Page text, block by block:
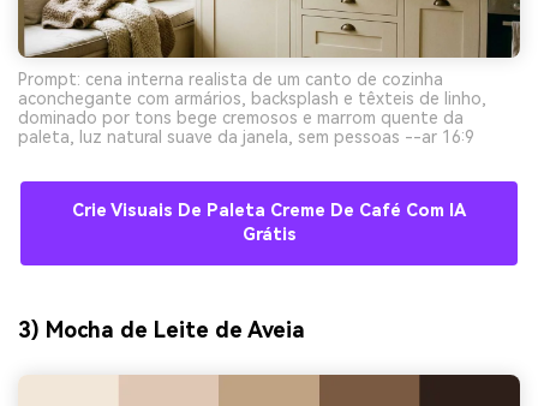
Prompt: cena interna realista de um canto de cozinha
aconchegante com armários, backsplash e têxteis de linho,
dominado por tons bege cremosos e marrom quente da
paleta, luz natural suave da janela, sem pessoas --ar 16:9
Crie Visuais De Paleta Creme De Café Com IA
Grátis
3) Mocha de Leite de Aveia